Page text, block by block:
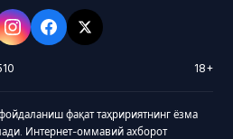
18+
фақат таҳририятнинг ёзма
Интернет-оммавий ахборот